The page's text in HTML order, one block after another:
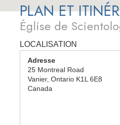
PLAN ET
Église de
LOCALISATION
Adresse
25 Montreal Road
Vanier, Ontario K1L 6E8
Canada